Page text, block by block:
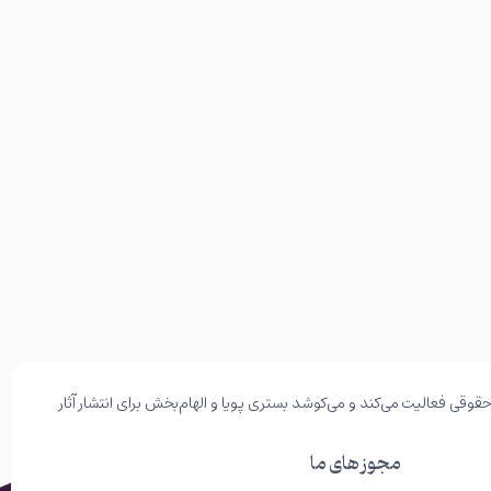
فعالیت می‌کند و می‌کوشد بستری پویا و الهام‌بخش برای انتشار آثار
مجوز های ما